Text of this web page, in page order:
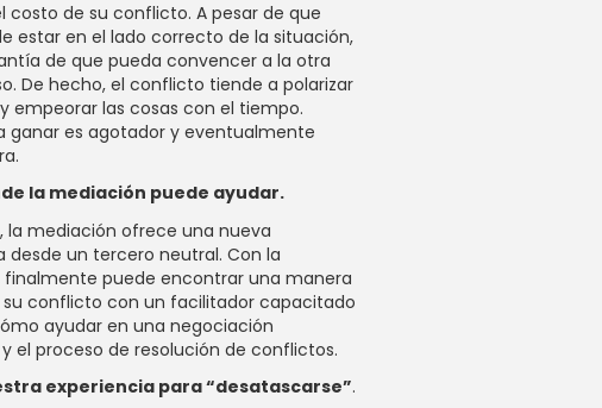
costo de su conflicto. A pesar de que
estar en el lado correcto de la situación,
de que pueda convencer a la otra
De hecho, el conflicto tiende a polarizar
empeorar las cosas con el tiempo.
ganar es agotador y eventualmente
la mediación puede ayudar.
la mediación ofrece una nueva
desde un tercero neutral. Con la
finalmente puede encontrar una manera
su conflicto con un facilitador capacitado
ayudar en una negociación
el proceso de resolución de conflictos.
experiencia para “desatascarse”.